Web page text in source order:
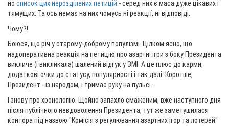
но список цих нерозділених петицій - серед них є маса дуже цікавих і
тямущих. Та ось немає на них чомусь ні реакції, ні відповіді.
Чому?!
Боюся, що річ у старому-доброму популізмі. Цілком ясно, що
надоперативна реакція на петицію про азартні ігри з боку Президента
викличе (і викликала) шалений відгук у ЗМІ. А це плюс до карми,
додаткові очки до статусу, популярності і так далі. Коротше,
Президент - із народом, і тримає руку на пульсі...
І знову про хронологію. Щойно запахло смаженим, вже наступного дня
після публічного невдоволення Президента, тут же заметушилася
контора під назвою "Комісія з регулювання азартних ігор та лотерей"